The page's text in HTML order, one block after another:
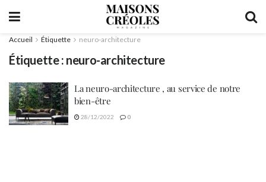
Accueil Étiquette neuro-architecture
Étiquette : neuro-architecture
La neuro-architecture , au service de notre
bien-être
28/12/2022 0